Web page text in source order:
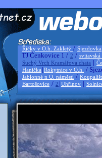
Říčky v O.h. Zakletý / Sjezdovka
TJ Čenkovice 1 / 2 / svitavská
Suchý Vrch Kramářova chata |
Hanička |Rokytnice v O.h. /
Jablonné n O. náměstí /
Bartošovice / 2 |Uhřínov |